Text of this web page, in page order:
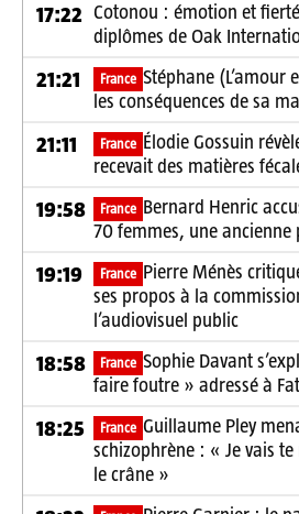
17:22 Cotonou : émotion et
diplômes de Oak
21:21 France Stéphane (L’amour
les conséquences de sa
21:11 France Élodie Gossuin
recevait des matières
19:58 France Bernard Henric
70 femmes, une
19:19 France Pierre Ménès
ses propos à la
l’audiovisuel public
18:58 France Sophie Davant
faire foutre » adressé à
18:25 France Guillaume Pley
schizophrène : « Je vais
le crâne »